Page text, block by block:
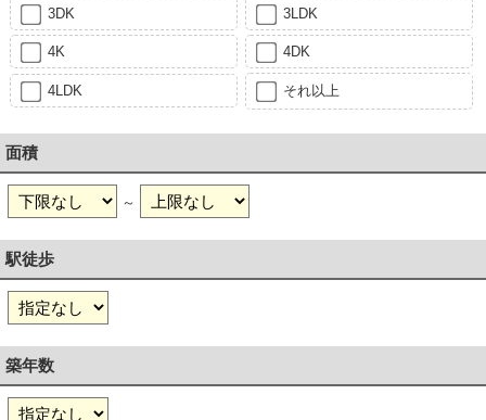
3DK 3LDK
4K 4DK
4LDK それ以上
面積
～
駅徒歩
築年数